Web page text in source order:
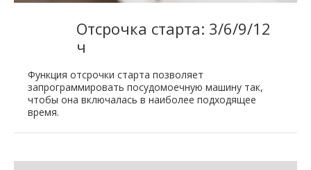
Отсрочка старта: 3/6/9/12
ч
Функция отсрочки старта позволяет
запрограммировать посудомоечную машину так,
чтобы она включалась в наиболее подходящее
время.